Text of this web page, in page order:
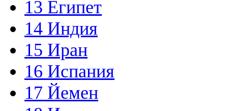
13 Египет
14 Индия
15 Иран
16 Испания
17 Йемен